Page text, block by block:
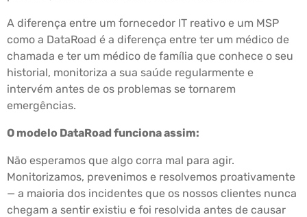
A diferença entre um fornecedor IT reativo e um MSP
como a DataRoad é a diferença entre ter um médico de
chamada e ter um médico de família que conhece o seu
historial, monitoriza a sua saúde regularmente e
intervém antes de os problemas se tornarem
emergências.
O modelo DataRoad funciona assim:
Não esperamos que algo corra mal para agir.
Monitorizamos, prevenimos e resolvemos proativamente
— a maioria dos incidentes que os nossos clientes nunca
chegam a sentir existiu e foi resolvida antes de causar